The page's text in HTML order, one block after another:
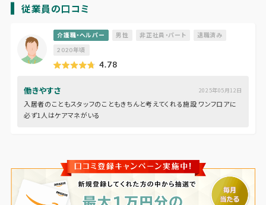
従業員の口コミ
介護職・ヘルパー 男性 非正社員・パート 退職済み
2020年頃
4.78
働きやすさ 2025年05月12日
入居者のこともスタッフのこともきちんと考えてくれる施設 ワンフロアに
必ず1人はケアマネがいる